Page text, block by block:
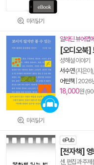
미리읽기
미리읽기
알라딘 뷰어앱
[오디오북]
성해설 이야기
서수연(지은이),
어떤책 2026
18,000원
ePub
[전자책] 영
센, 편집과 주